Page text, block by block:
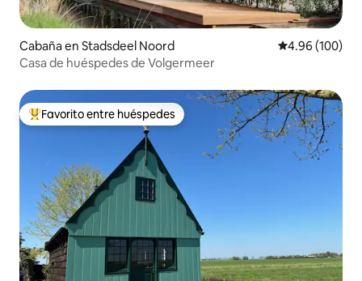
Cabaña en Stadsdeel Noord Calificación
4.96 (100)
Casa de huéspedes de Volgermeer
Favorito entre huéspedes preferido
Favorito entre huéspedes